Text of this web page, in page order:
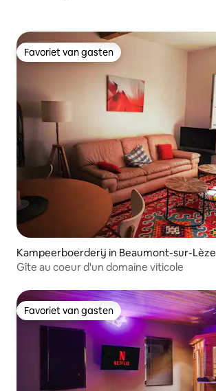
Favoriet van gasten
Favoriet van gasten
Kampeerboerderij in Beaumont-sur-Lèze
Gîte au coeur d'un domaine viticole
Favoriet van gasten
Favoriet van gasten